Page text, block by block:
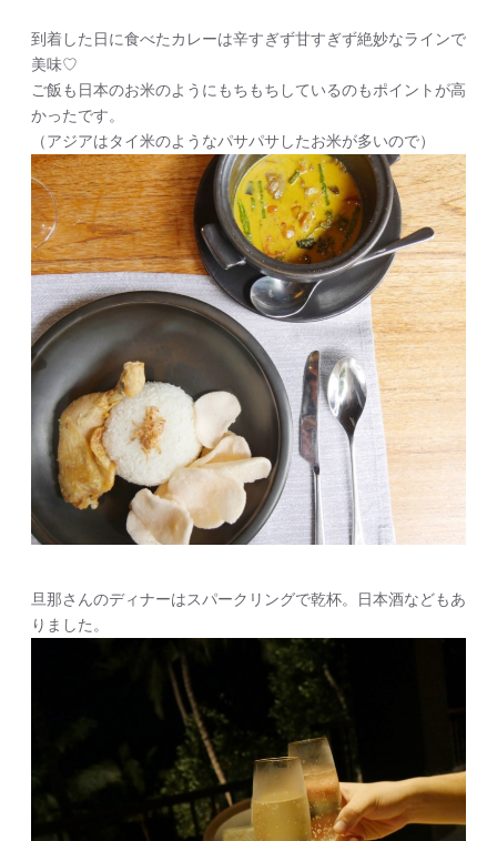
到着した日に食べたカレーは辛すぎず甘すぎず絶妙なラインで
美味♡
ご飯も日本のお米のようにもちもちしているのもポイントが高
かったです。
（アジアはタイ米のようなパサパサしたお米が多いので）
旦那さんのディナーはスパークリングで乾杯。日本酒などもあ
りました。